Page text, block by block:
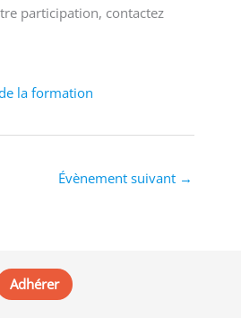
participation, contactez
la formation
Évènement suivant →
Adhérer